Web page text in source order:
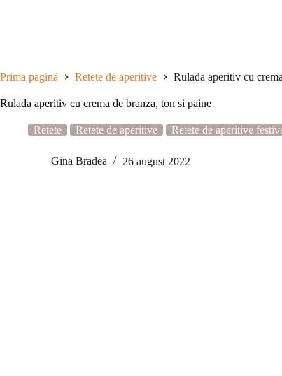
Prima pagină Retete de aperitive Rulada aperitiv cu
Rulada aperitiv cu crema de branza, ton si paine
Retete Retete de aperitive Retete de aperitive
Gina Bradea 26 august 2022